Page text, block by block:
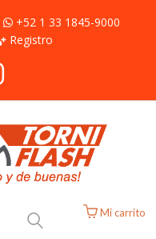
+52 1 33 1845-9000
Registro
Mi carrito